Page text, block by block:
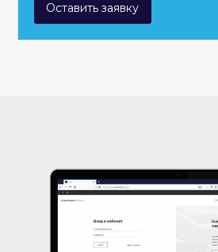
Оставить заявку